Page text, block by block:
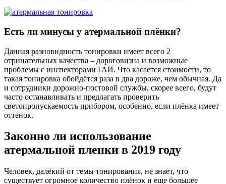
Есть ли минусы у атермальной плёнки?
Данная разновидность тонировки имеет всего 2
отрицательных качества – дороговизна и возможные
проблемы с инспекторами ГАИ. Что касается стоимости, то
такая тонировка обойдётся раза в два дороже, чем обычная. Да
и сотрудники дорожно-постовой службы, скорее всего, будут
часто останавливать и предлагать проверить
светопропускаемость прибором, особенно, если плёнка имеет
оттенок.
Законно ли использование
атермальной пленки в 2019 году
Человек, далёкий от темы тонирования, не знает, что
существует огромное количество плёнок и еще большее